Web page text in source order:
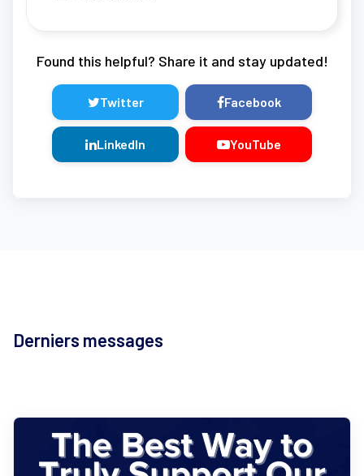
Found this helpful? Share it and stay updated!
Twitter Facebook
LinkedIn YouTube
Derniers messages